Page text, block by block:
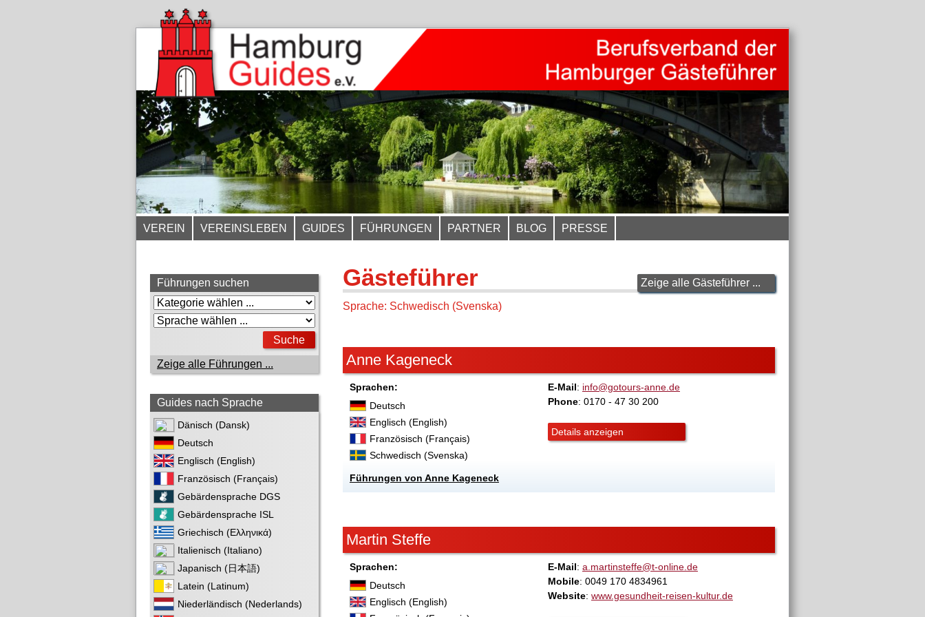
VEREIN VEREINSLEBEN GUIDES FÜHRUNGEN PARTNER BLOG PRESSE
Gästeführer
Sprache: Schwedisch (Svenska)
Zeige alle Gästeführer ...
Anne Kageneck
Sprachen:
Deutsch
Englisch (English)
Französisch (Français)
Schwedisch (Svenska)
E-Mail: info@gotours-anne.de
Phone: 0170 - 47 30 200
Details anzeigen
Führungen von Anne Kageneck
Martin Steffe
Sprachen:
Deutsch
Englisch (English)
E-Mail: a.martinsteffe@t-online.de
Mobile: 0049 170 4834961
Website: www.gesundheit-reisen-kultur.de
Führungen suchen
Zeige alle Führungen ...
Guides nach Sprache
Dänisch (Dansk)
Deutsch
Englisch (English)
Französisch (Français)
Gebärdensprache DGS
Gebärdensprache ISL
Griechisch (Ελληνικά)
Italienisch (Italiano)
Japanisch (日本語)
Latein (Latinum)
Niederländisch (Nederlands)